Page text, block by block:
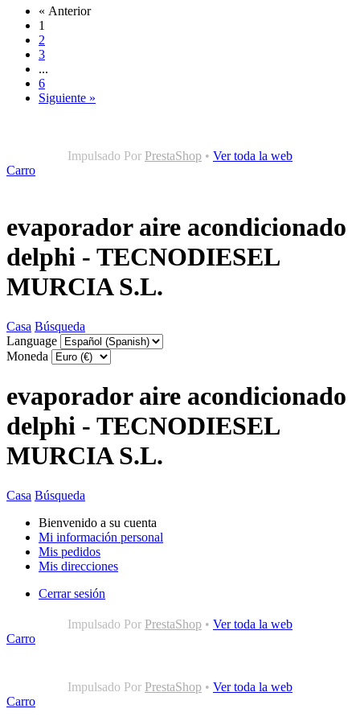
« Anterior
1
2
3
...
6
Siguiente »
Impulsado Por PrestaShop • Ver toda la web
Carro
evaporador aire acondicionado
delphi - TECNODIESEL
MURCIA S.L.
Casa Búsqueda
Language
Moneda
evaporador aire acondicionado
delphi - TECNODIESEL
MURCIA S.L.
Casa Búsqueda
Bienvenido a su cuenta
Mi información personal
Mis pedidos
Mis direcciones
Cerrar sesión
Impulsado Por PrestaShop • Ver toda la web
Carro
Impulsado Por PrestaShop • Ver toda la web
Carro